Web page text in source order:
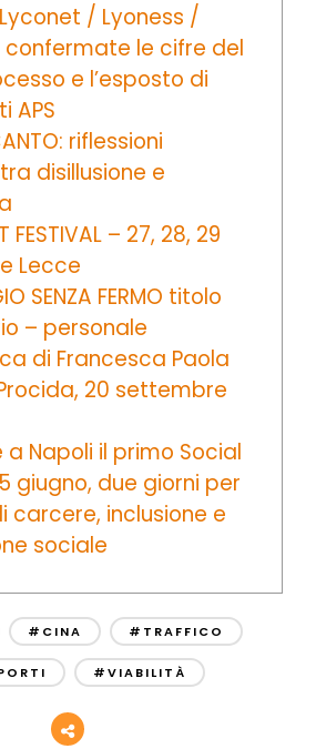
/ Lyoness /
confermate le cifre del
e l’esposto di
APS
riflessioni
disillusione e
FESTIVAL – 27, 28, 29
Lecce
SENZA FERMO titolo
– personale
di Francesca Paola
20 settembre
a Napoli il primo Social
giugno, due giorni per
carcere, inclusione e
sociale
#CINA #TRAFFICO
#VIABILITÀ